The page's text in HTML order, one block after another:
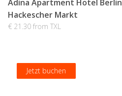
Jetzt buchen
Jetzt buchen
Jetzt buchen
Adina Apartment Hotel Berlin
Hackescher Markt
€ 21.30 from TXL
Jetzt buchen